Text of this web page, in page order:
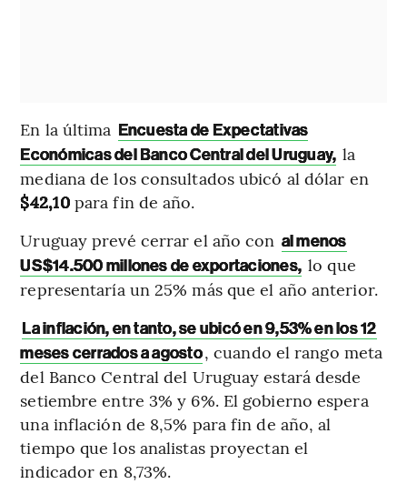
En la última Encuesta de Expectativas
Económicas del Banco Central del Uruguay, la
mediana de los consultados ubicó al dólar en
$42,10para fin de año.
Uruguay prevé cerrar el año con al menos
US$14.500 millones de exportaciones, lo que
representaría un 25% más que el año anterior.
La inflación, en tanto, se ubicó en 9,53% en los 12
meses cerrados a agosto, cuando el rango meta
del Banco Central del Uruguay estará desde
setiembre entre 3% y 6%. El gobierno espera
una inflación de 8,5% para fin de año, al
tiempo que los analistas proyectan el
indicador en 8,73%.